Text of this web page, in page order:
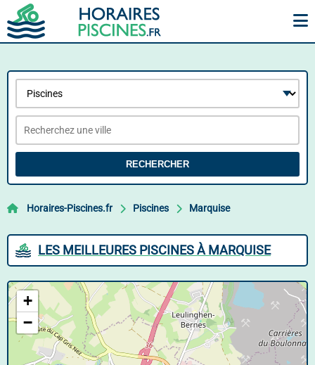
RECHERCHER
Horaires-Piscines.fr Piscines Marquise
LES MEILLEURES PISCINES À MARQUISE
+
−